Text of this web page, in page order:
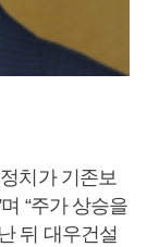
치가 기존보
“주가 상승을
뒤 대우건설